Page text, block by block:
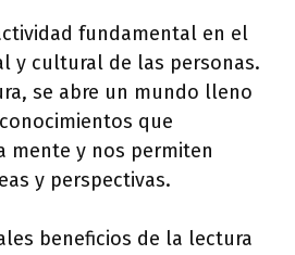
fundamental en el
y cultural de las personas.
se abre un mundo lleno
que
mente y nos permiten
y perspectivas.
beneficios de la lectura